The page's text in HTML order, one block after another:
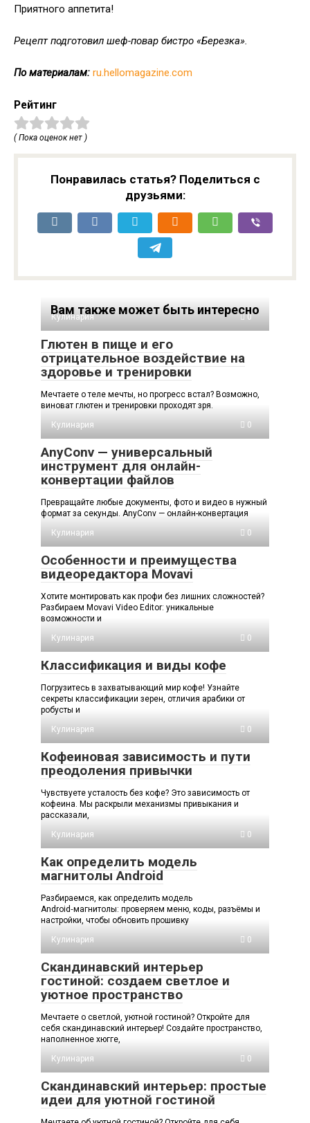
Приятного аппетита!
Рецепт подготовил шеф-повар бистро «Березка».
По материалам: ru.hellomagazine.com
Рейтинг
( Пока оценок нет )
Понравилась статья? Поделиться с
друзьями:
Вам также может быть интересно
Кулинария 0
Глютен в пище и его
отрицательное воздействие на
здоровье и тренировки
Мечтаете о теле мечты, но прогресс встал? Возможно,
виноват глютен и тренировки проходят зря.
Кулинария
0
AnyConv — универсальный
инструмент для онлайн-
конвертации файлов
Превращайте любые документы, фото и видео в нужный
формат за секунды. AnyConv — онлайн-конвертация
Кулинария
0
Особенности и преимущества
видеоредактора Movavi
Хотите монтировать как профи без лишних сложностей?
Разбираем Movavi Video Editor: уникальные
возможности и
Кулинария
0
Классификация и виды кофе
Погрузитесь в захватывающий мир кофе! Узнайте
секреты классификации зерен, отличия арабики от
робусты и
Кулинария
0
Кофеиновая зависимость и пути
преодоления привычки
Чувствуете усталость без кофе? Это зависимость от
кофеина. Мы раскрыли механизмы привыкания и
рассказали,
Кулинария
0
Как определить модель
магнитолы Android
Разбираемся, как определить модель
Android‑магнитолы: проверяем меню, коды, разъёмы и
настройки, чтобы обновить прошивку
Кулинария
0
Скандинавский интерьер
гостиной: создаем светлое и
уютное пространство
Мечтаете о светлой, уютной гостиной? Откройте для
себя скандинавский интерьер! Создайте пространство,
наполненное хюгге,
Кулинария
0
Скандинавский интерьер: простые
идеи для уютной гостиной